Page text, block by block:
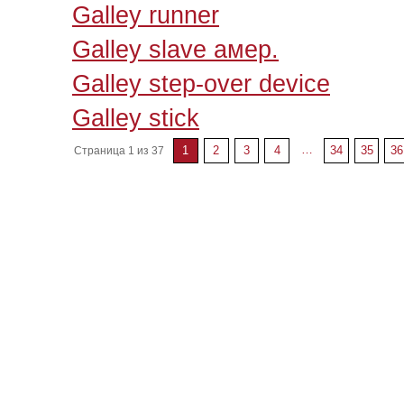
Galley runner
Galley slave амер.
Galley step-over device
Galley stick
Страница 1 из 37 1 2 3 4 34 35 36